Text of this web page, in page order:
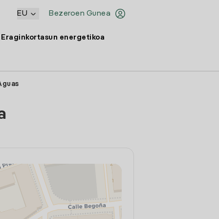
Bezeroen Gunea
EU
Eraginkortasun energetikoa